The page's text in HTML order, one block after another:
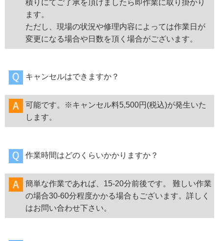
積りにてご了承を頂けましたら即作業に取り掛かり
ます。
ただし、現場の状況や修理内容によっては作業日が
変更になる場合や日数を頂く場合がございます。
キャンセルはできますか？
可能です。※キャンセル料5,500円(税込)が発生いた
します。
作業時間はどのくらいかかりますか？
簡単な作業であれば、15-20分前後です。 難しい作業
の場合30-60分程度かかる場合もございます。詳しく
はお問い合わせ下さい。